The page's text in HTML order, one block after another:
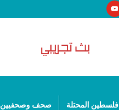
فلسطين المحتلة صحف وصحفيين